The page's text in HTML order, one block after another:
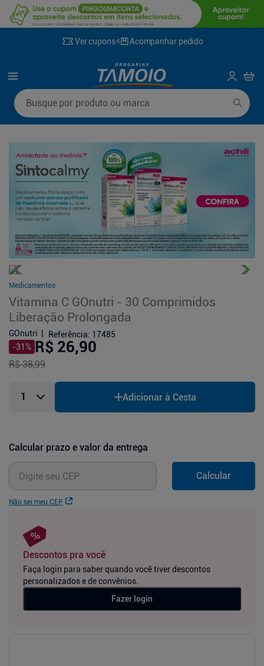
Ver cupons Acompanhar pedido
Busque por produto ou marca
Medicamentos
Vitamina C GOnutri - 30 Comprimidos
Liberação Prolongada
GOnutri Referência: 17485
-31% R$ 26,90
R$ 38,99
Adicionar à Cesta
Calcular prazo e valor da entrega
Não sei meu CEP
Calcular
Descontos pra você
Faça login para saber quando você tiver descontos
personalizados e de convênios.
Fazer login
Termos mais buscados
3º
desodorante
4º
sabonete líquido
5º fralda xg
8º
shampoo
9º
fralda xxg
10º sabonete